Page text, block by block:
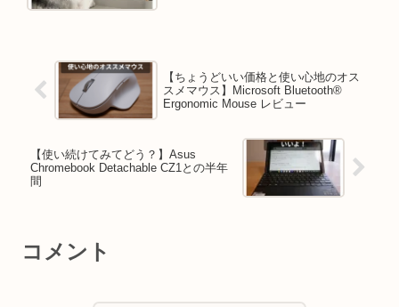
【ちょうどいい価格と使い心地のオス
スメマウス】Microsoft Bluetooth®
Ergonomic Mouse レビュー
【使い続けてみてどう？】Asus
Chromebook Detachable CZ1との半年
間
コメント